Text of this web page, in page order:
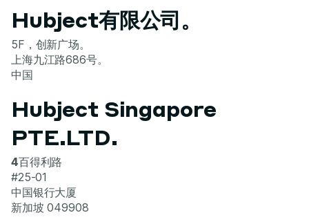
Hubject有限公司。
5F，创新广场。
上海九江路686号。
中国
Hubject Singapore
PTE.LTD.
‍4百得利路
#25-01
中国银行大厦
新加坡 049908